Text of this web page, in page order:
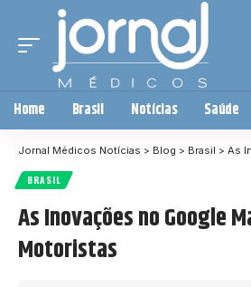
Home Brasil Notícias Saúde
Jornal Médicos Notícias > Blog > Brasil > As
BRASIL
As Inovações no Google
Motoristas